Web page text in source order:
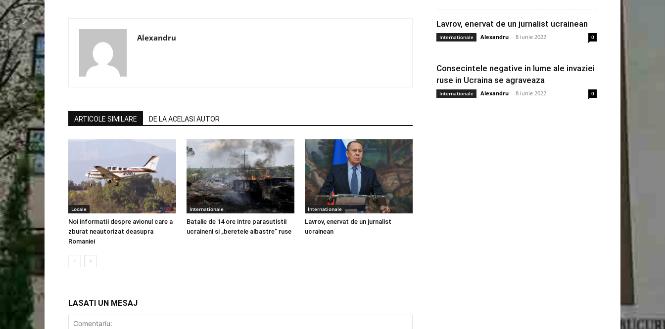
Alexandru
ARTICOLE SIMILARE DE LA ACELASI AUTOR
Locale
Noi informatii despre avionul care a
zburat neautorizat deasupra
Romaniei
Internationale
Batalie de 14 ore intre parasutistii
ucraineni si „beretele albastre” ruse
Internationale
Lavrov, enervat de un jurnalist
ucrainean
LASATI UN MESAJ
Lavrov, enervat de un jurnalist ucrainean
Internationale Alexandru - 8 iunie 2022 0
Consecintele negative in lume ale invaziei
ruse in Ucraina se agraveaza
Internationale Alexandru - 8 iunie 2022 0